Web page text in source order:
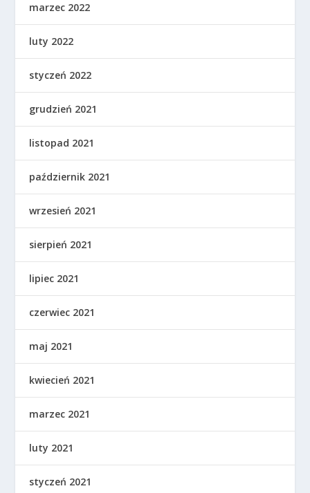
marzec 2022
luty 2022
styczeń 2022
grudzień 2021
listopad 2021
październik 2021
wrzesień 2021
sierpień 2021
lipiec 2021
czerwiec 2021
maj 2021
kwiecień 2021
marzec 2021
luty 2021
styczeń 2021